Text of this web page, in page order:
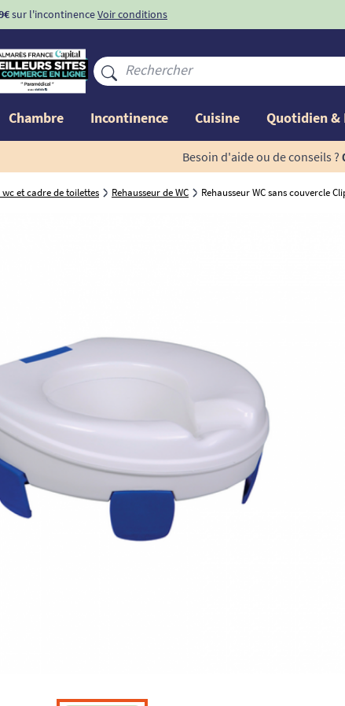
sur l'incontinenceVoir conditions
Chambre Incontinence Cuisine Quotidien &
Besoin d'aide ou de conseils ?
wc et cadre de toilettes Rehausseur de WC Rehausseur WC sans couvercle